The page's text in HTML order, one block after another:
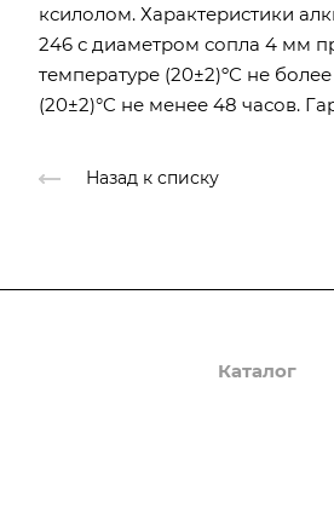
ксилолом. Характеристики
246 с диаметром сопла 4 мм
температуре (20±2)ºС не
(20±2)°C не менее 48 часов.
Назад к списку
Каталог